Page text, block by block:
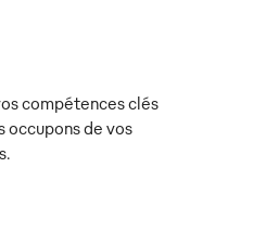
compétences clés
occupons de vos